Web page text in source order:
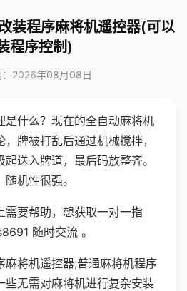
装程序麻将机遥控器(可以
程序控制)
：2026年08月08日
是什么？现在的全自动麻将机
牌被打乱后通过机械搅拌，
送入牌道，最后码放整齐。
机性很强。
需要帮助，想获取一对一指
随时交流 。
麻将机遥控器;普通麻将机程序
些无需对麻将机进行复杂安装